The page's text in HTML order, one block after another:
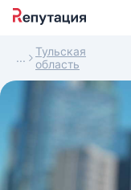
Тульская
область